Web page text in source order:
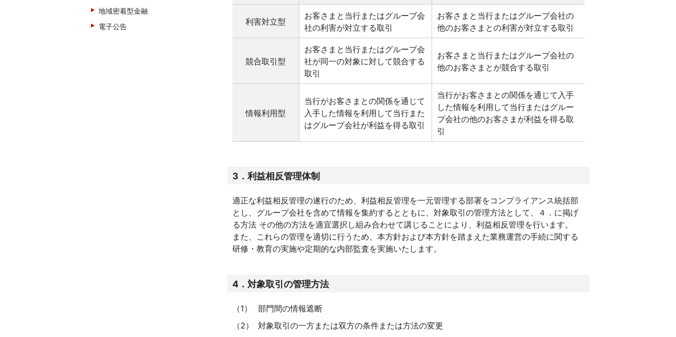
地域密着型金融
電子公告
利害対立型
お客さまと当行またはグループ会
社の利害が対立する取引
お客さまと当行またはグループ会社の
他のお客さまとの利害が対立する取引
競合取引型
お客さまと当行またはグループ会
社が同一の対象に対して競合する
取引
お客さまと当行またはグループ会社の
他のお客さまとが競合する取引
情報利用型
当行がお客さまとの関係を通じて
入手した情報を利用して当行また
はグループ会社が利益を得る取引
当行がお客さまとの関係を通じて入手
した情報を利用して当行またはグルー
プ会社の他のお客さまが利益を得る取
引
3．利益相反管理体制
適正な利益相反管理の遂行のため、利益相反管理を一元管理する部署をコンプライアンス統括部
とし、グループ会社を含めて情報を集約するとともに、対象取引の管理方法として、４．に掲げ
る方法 その他の方法を適宜選択し組み合わせて講じることにより、利益相反管理を行います。
また、これらの管理を適切に行うため、本方針および本方針を踏まえた業務運営の手続に関する
研修・教育の実施や定期的な内部監査を実施いたします。
4．対象取引の管理方法
（1）
部門間の情報遮断
（2）
対象取引の一方または双方の条件または方法の変更